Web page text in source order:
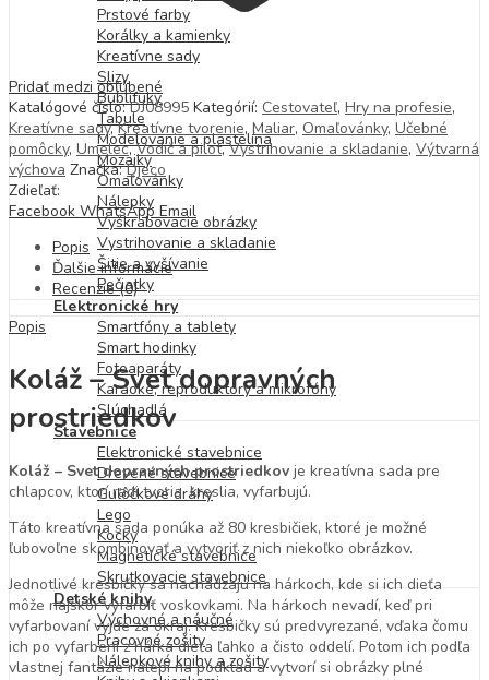
Prstové farby
Korálky a kamienky
Kreatívne sady
Slizy
Bublifuky
Tabule
Modelovanie a plastelína
Mozaiky
Omaľovánky
Nálepky
Vyškrabovacie obrázky
Vystrihovanie a skladanie
Šitie a vyšívanie
Pečiatky
Elektronické hry
Smartfóny a tablety
Smart hodinky
Fotoaparáty
Karaoke, reproduktory a mikrofóny
Slúchadlá
Stavebnice
Elektronické stavebnice
Drevené stavebnice
Guľôčkové dráhy
Lego
Kocky
Magnetické stavebnice
Skrutkovacie stavebnice
Detské knihy
Výchovné a náučné
Pracovné zošity
Nálepkové knihy a zošity
Pridať medzi obľúbené
Katalógové číslo:DJ08995 Kategórií: Cestovateľ, Hry na profesie,
Kreatívne sady,Kreatívne tvorenie, Maliar, Omaľovánky, Učebné
pomôcky, Umelec,Vodič a pilot,Vystrihovanie a skladanie, Výtvarná
výchova Značka:Djeco
Zdieľať:
Facebook WhatsApp Email
Popis
Ďalšie informácie
Recenzie (0)
Popis
Koláž – Svet dopravných
prostriedkov
Koláž – Svet dopravných prostriedkov je kreatívna sada pre
chlapcov, ktorí radi tvoria, kreslia, vyfarbujú.
Táto kreatívna sada ponúka až 80 kresbičiek, ktoré je možné
ľubovoľne skombinovať a vytvoriť z nich niekoľko obrázkov.
Jednotlivé kresbičky sa nachádzajú na hárkoch, kde si ich dieťa
môže najskôr vyfarbiť voskovkami. Na hárkoch nevadí, keď pri
vyfarbovaní vyjde za okraj. Kresbičky sú predvyrezané, vďaka čomu
ich po vyfarbení z hárka dieťa ľahko a čisto oddelí. Potom ich podľa
vlastnej fantázie nalepí na podklad a vytvorí si obrázky plné